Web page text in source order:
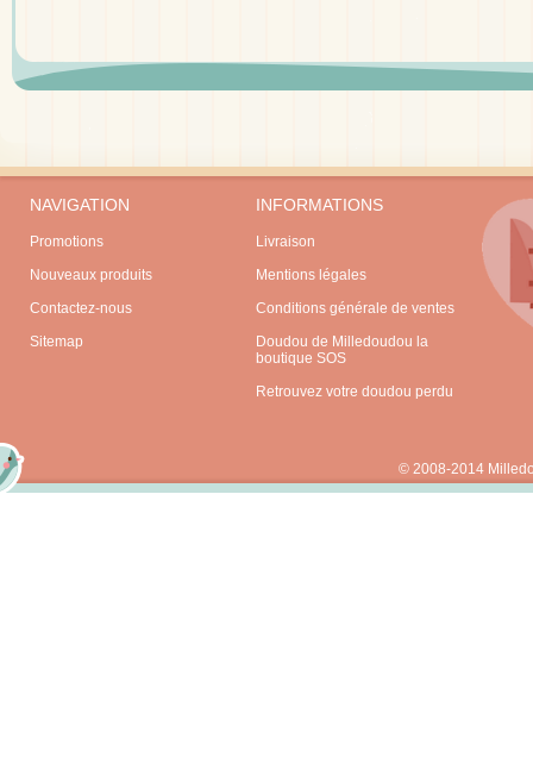
NAVIGATION
Promotions
Nouveaux produits
Contactez-nous
Sitemap
INFORMATIONS
Livraison
Mentions légales
Conditions générale de ventes
Doudou de Milledoudou la
boutique SOS
Retrouvez votre doudou perdu
© 2008-2014